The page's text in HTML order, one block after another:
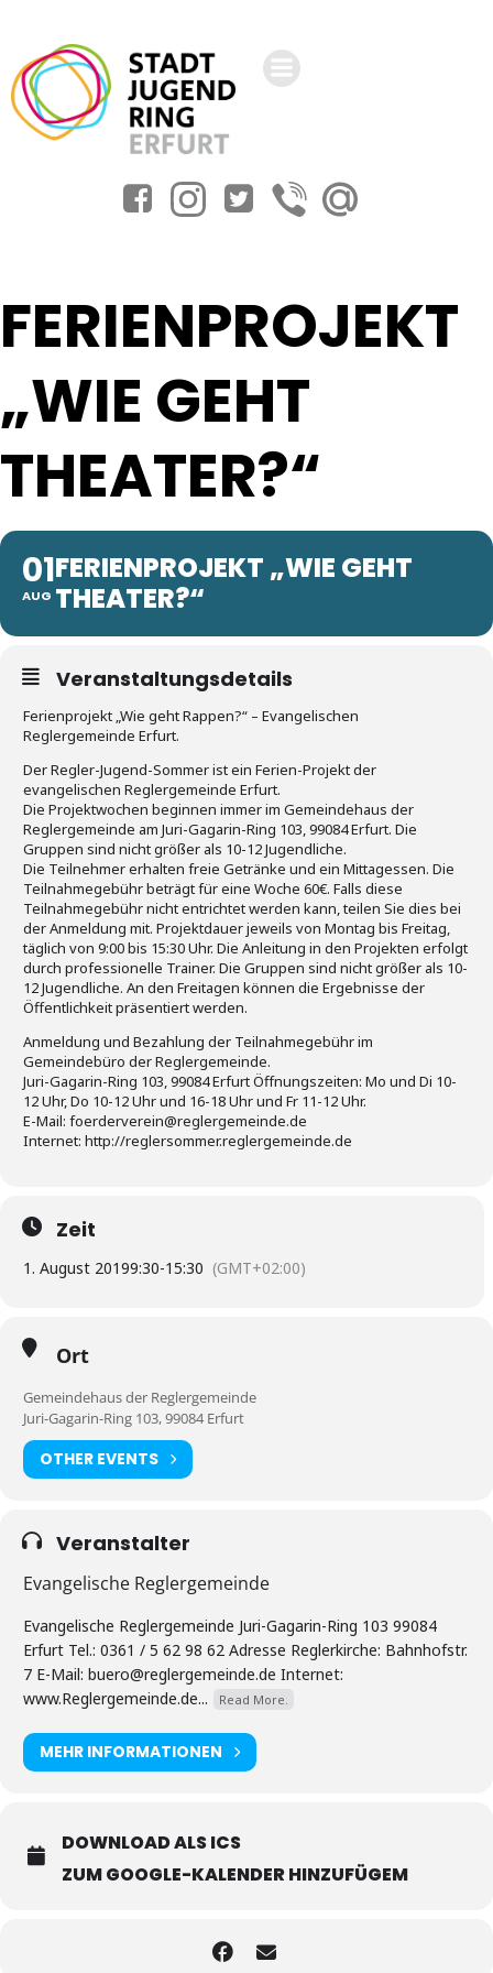
springen
FERIENPROJEKT
„WIE GEHT
THEATER?“
01
AUG
FERIENPROJEKT „WIE GEHT
THEATER?“
Veranstaltungsdetails
Ferienprojekt „Wie geht Rappen?“ – Evangelischen
Reglergemeinde Erfurt.
Der Regler-Jugend-Sommer ist ein Ferien-Projekt der
evangelischen Reglergemeinde Erfurt.
Die Projektwochen beginnen immer im Gemeindehaus der
Reglergemeinde am Juri-Gagarin-Ring 103, 99084 Erfurt. Die
Gruppen sind nicht größer als 10-12 Jugendliche.
Die Teilnehmer erhalten freie Getränke und ein Mittagessen. Die
Teilnahmegebühr beträgt für eine Woche 60€. Falls diese
Teilnahmegebühr nicht entrichtet werden kann, teilen Sie dies bei
der Anmeldung mit. Projektdauer jeweils von Montag bis Freitag,
täglich von 9:00 bis 15:30 Uhr. Die Anleitung in den Projekten erfolgt
durch professionelle Trainer. Die Gruppen sind nicht größer als 10-
12 Jugendliche. An den Freitagen können die Ergebnisse der
Öffentlichkeit präsentiert werden.
Anmeldung und Bezahlung der Teilnahmegebühr im
Gemeindebüro der Reglergemeinde.
Juri-Gagarin-Ring 103, 99084 Erfurt Öffnungszeiten: Mo und Di 10-
12 Uhr, Do 10-12 Uhr und 16-18 Uhr und Fr 11-12 Uhr.
E-Mail: foerderverein@reglergemeinde.de
Internet: http://reglersommer.reglergemeinde.de
Zeit
1. August 20199:30-15:30 (GMT+02:00)
Ort
Gemeindehaus der Reglergemeinde
Juri-Gagarin-Ring 103, 99084 Erfurt
OTHER EVENTS
Veranstalter
Evangelische Reglergemeinde
Evangelische Reglergemeinde Juri-Gagarin-Ring 103 99084
Erfurt Tel.: 0361 / 5 62 98 62 Adresse Reglerkirche: Bahnhofstr.
7 E-Mail: buero@reglergemeinde.de Internet:
www.Reglergemeinde.de...
Read More.
MEHR INFORMATIONEN
DOWNLOAD ALS ICS
ZUM GOOGLE-KALENDER HINZUFÜGEM